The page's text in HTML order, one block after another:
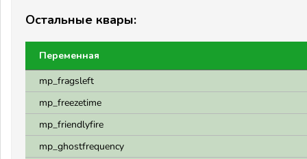
Остальные квары:
Переменная
mp_fragsleft
mp_freezetime
mp_friendlyfire
mp_ghostfrequency